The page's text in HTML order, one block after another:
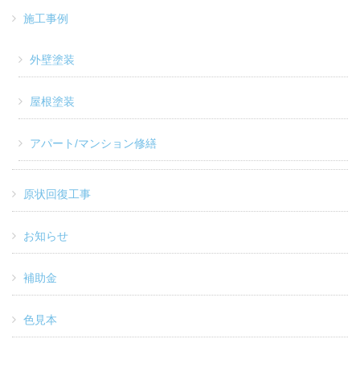
施工事例
外壁塗装
屋根塗装
アパート/マンション修繕
原状回復工事
お知らせ
補助金
色見本